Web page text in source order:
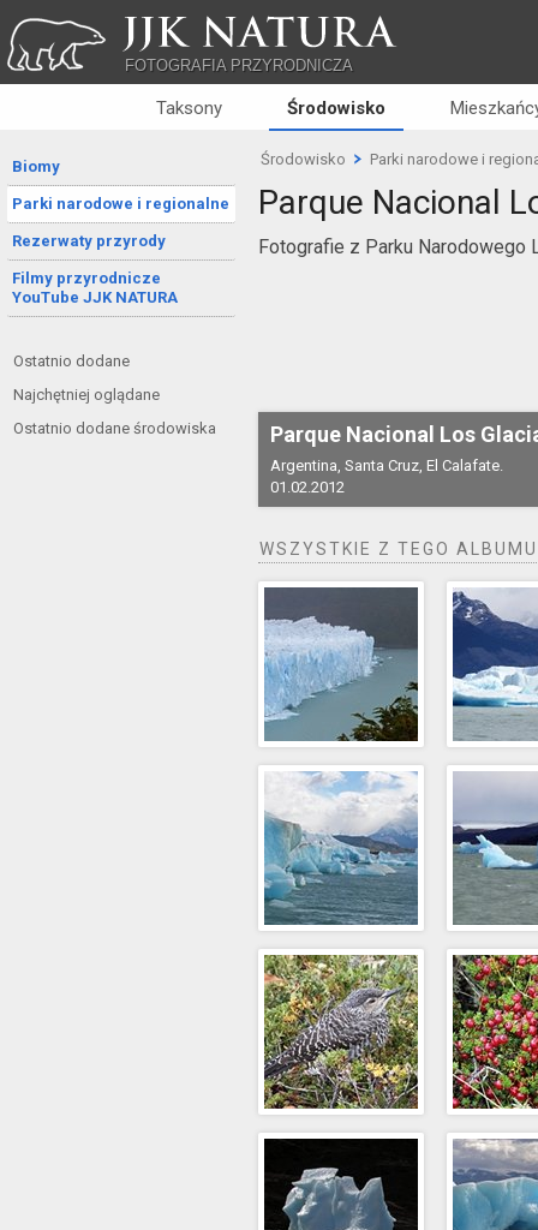
JJK NATURA
FOTOGRAFIA PRZYRODNICZA
Taksony Środowisko
Biomy
Parki narodowe i regionalne
Rezerwaty przyrody
Filmy przyrodnicze
YouTube JJK NATURA
Ostatnio dodane
Najchętniej oglądane
Ostatnio dodane środowiska
Środowisko Parki narodowe i
Parque Nacional
Fotografie z Parku Narodowego
Parque Nacional Los
Argentina, Santa Cruz, El Calafate.
01.02.2012
WSZYSTKIE Z TEGO ALBUMU